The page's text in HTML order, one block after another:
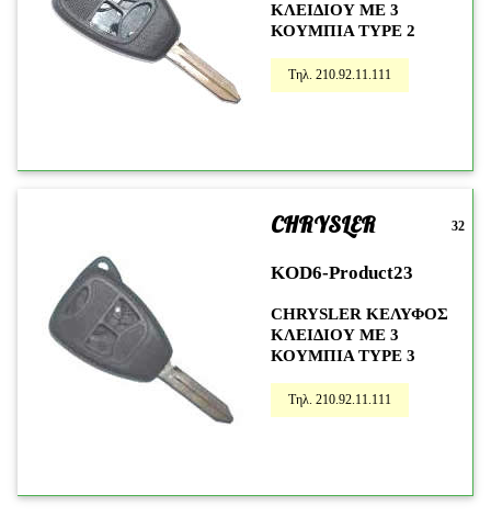
ΚΛΕΙΔΙΟΥ ΜΕ 3
ΚΟΥΜΠΙΑ TYPE 2
Τηλ. 210.92.11.111
CHRYSLER
KOD6-Product23
CHRYSLER ΚΕΛΥΦΟΣ
ΚΛΕΙΔΙΟΥ ΜΕ 3
ΚΟΥΜΠΙΑ TYPE 3
Τηλ. 210.92.11.111
32